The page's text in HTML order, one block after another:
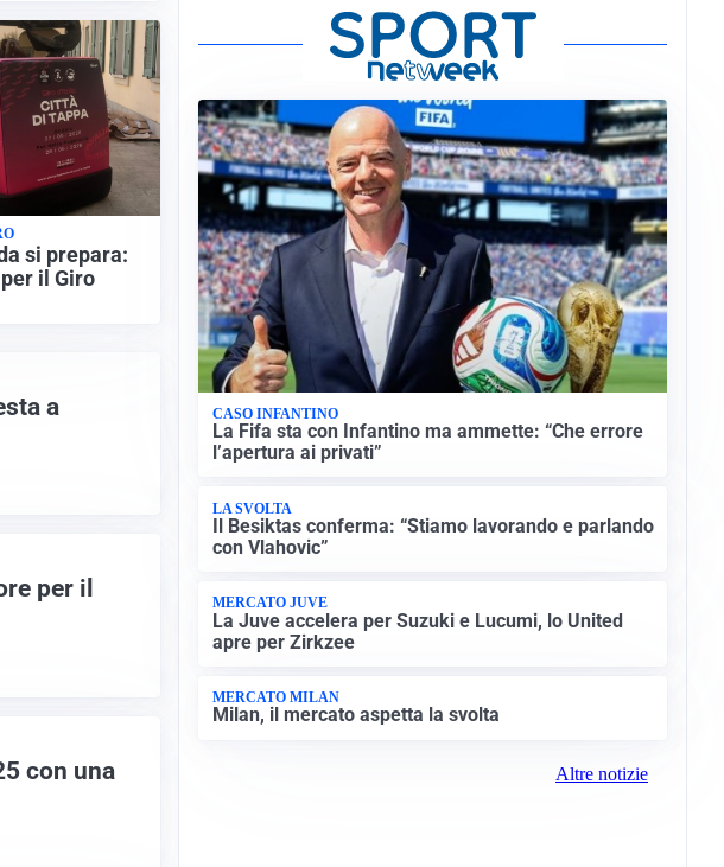
si prepara:
il Giro
a
per il
con una
CASO INFANTINO
La Fifa sta con Infantino ma ammette: “Che errore
l’apertura ai privati”
LA SVOLTA
Il Besiktas conferma: “Stiamo lavorando e parlando
con Vlahovic”
MERCATO JUVE
La Juve accelera per Suzuki e Lucumi, lo United
apre per Zirkzee
MERCATO MILAN
Milan, il mercato aspetta la svolta
Altre notizie